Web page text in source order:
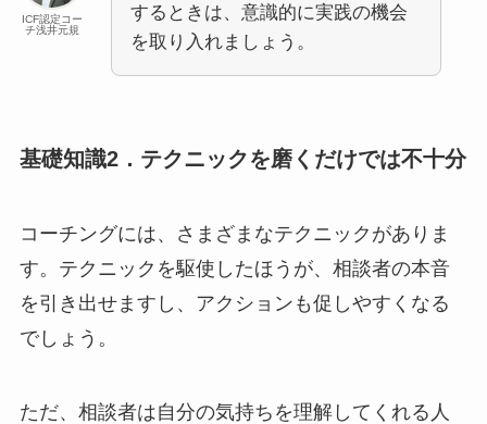
ICF認定コー
チ浅井元規
するときは、意識的に実践の機会
を取り入れましょう。
基礎知識2．テクニックを磨くだけでは不十分
コーチングには、さまざまなテクニックがありま
す。テクニックを駆使したほうが、相談者の本音
を引き出せますし、アクションも促しやすくなる
でしょう。
ただ、相談者は自分の気持ちを理解してくれる人